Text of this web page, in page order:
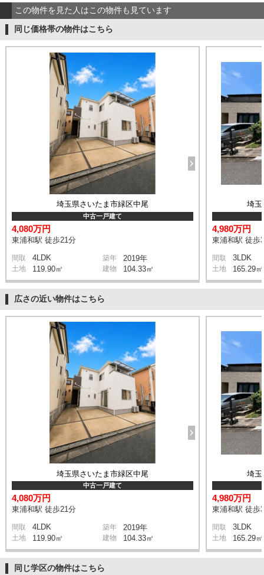
この物件を見た人はこの物件も見ています
同じ価格帯の物件はこちら
埼玉県さいたま市緑区中尾
中古一戸建て
4,080万円
東浦和駅 徒歩21分
間取 4LDK 築年 2019年
土地 119.90㎡ 建物 104.33㎡
埼玉
4,980万円
東浦和駅 徒歩
間取 3LDK
土地 165.29㎡
広さの近い物件はこちら
埼玉県さいたま市緑区中尾
中古一戸建て
4,080万円
東浦和駅 徒歩21分
間取 4LDK 築年 2019年
土地 119.90㎡ 建物 104.33㎡
埼玉
4,980万円
東浦和駅 徒歩
間取 3LDK
土地 165.29㎡
同じ学区の物件はこちら